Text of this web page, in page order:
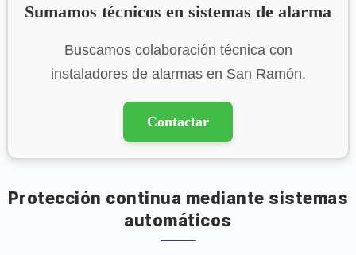
Sumamos técnicos en sistemas de alarma
Buscamos colaboración técnica con
instaladores de alarmas en San Ramón.
Contactar
Protección continua mediante sistemas
automáticos